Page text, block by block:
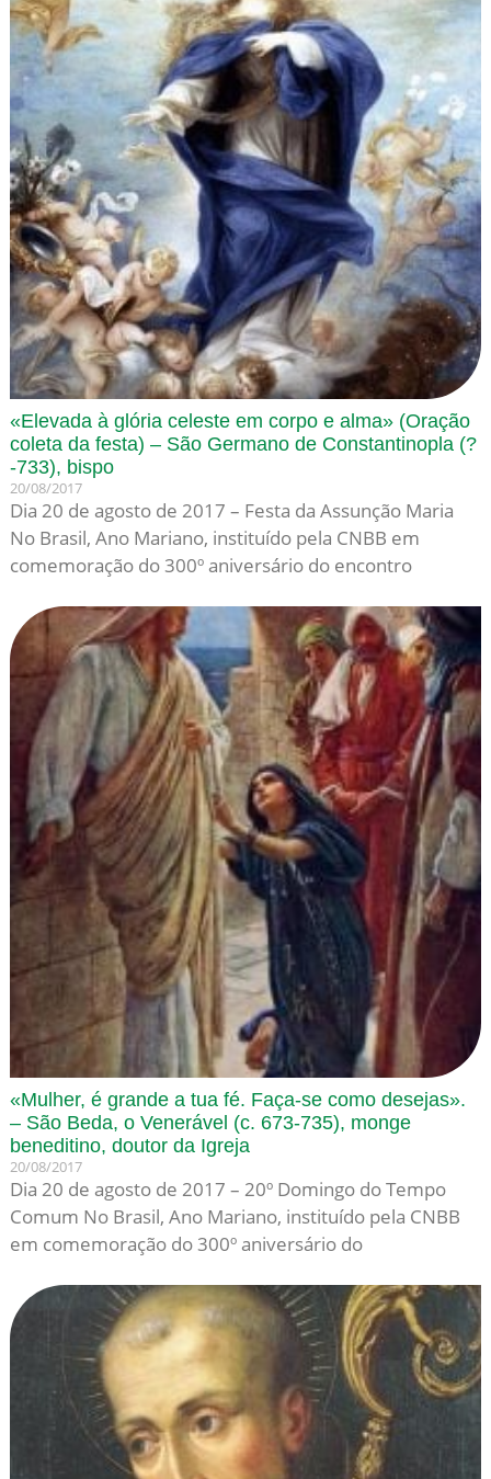
«Elevada à glória celeste em corpo e alma» (Oração
coleta da festa) – São Germano de Constantinopla (?
-733), bispo
20/08/2017
Dia 20 de agosto de 2017 – Festa da Assunção Maria
No Brasil, Ano Mariano, instituído pela CNBB em
comemoração do 300º aniversário do encontro
«Mulher, é grande a tua fé. Faça-se como desejas».
– São Beda, o Venerável (c. 673-735), monge
beneditino, doutor da Igreja
20/08/2017
Dia 20 de agosto de 2017 – 20º Domingo do Tempo
Comum No Brasil, Ano Mariano, instituído pela CNBB
em comemoração do 300º aniversário do